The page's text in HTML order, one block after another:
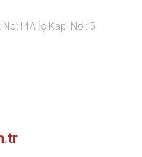
İç Kapı No : 5